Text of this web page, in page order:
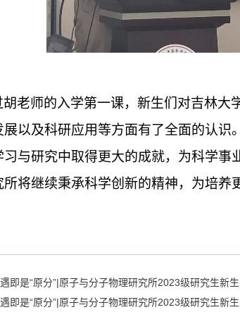
胡老师的入学第一课，新生们对吉林大
展以及科研应用等方面有了全面的认
习与研究中取得更大的成就，为科学
将继续秉承科学创新的精神，为培养
即是“原分”|原子与分子物理研究所2023级研究生新
即是“原分”|原子与分子物理研究所2023级研究生新